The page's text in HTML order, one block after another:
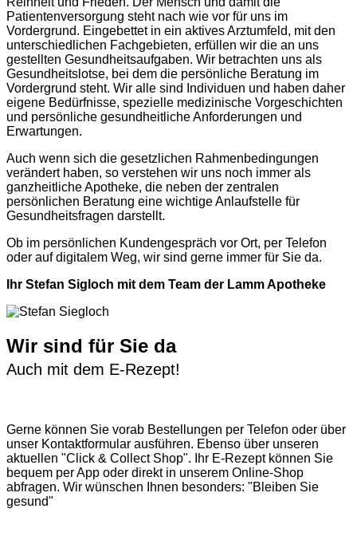
Patientenversorgung steht nach wie vor für uns im
Vordergrund. Eingebettet in ein aktives Arztumfeld, mit den
unterschiedlichen Fachgebieten, erfüllen wir die an uns
gestellten Gesundheitsaufgaben. Wir betrachten uns als
Gesundheitslotse, bei dem die persönliche Beratung im
Vordergrund steht. Wir alle sind Individuen und haben daher
eigene Bedürfnisse, spezielle medizinische Vorgeschichten
und persönliche gesundheitliche Anforderungen und
Erwartungen.
Auch wenn sich die gesetzlichen Rahmenbedingungen
verändert haben, so verstehen wir uns noch immer als
ganzheitliche Apotheke, die neben der zentralen
persönlichen Beratung eine wichtige Anlaufstelle für
Gesundheitsfragen darstellt.
Ob im persönlichen Kundengespräch vor Ort, per Telefon
oder auf digitalem Weg, wir sind gerne immer für Sie da.
Ihr Stefan Sigloch mit dem Team der Lamm Apotheke
Wir sind für Sie da
Auch mit dem E-Rezept!
Gerne können Sie vorab Bestellungen per Telefon oder über
unser Kontaktformular ausführen. Ebenso über unseren
aktuellen "Click & Collect Shop". Ihr E-Rezept können Sie
bequem per App oder direkt in unserem Online-Shop
abfragen. Wir wünschen Ihnen besonders: "Bleiben Sie
gesund"